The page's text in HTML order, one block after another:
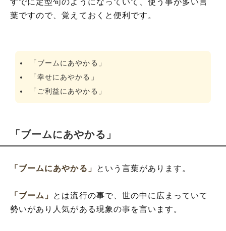
葉ですので、覚えておくと便利です。
「ブームにあやかる」
「幸せにあやかる」
「ご利益にあやかる」
「ブームにあやかる」
「ブームにあやかる」 という言葉があります。
「ブーム」 とは流行の事で、世の中に広まっていて
勢いがあり人気がある現象の事を言います。